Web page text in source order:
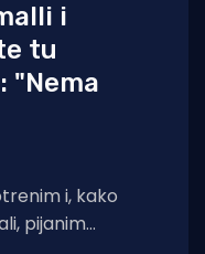
i
tu
"Nema
i, kako
pijanim